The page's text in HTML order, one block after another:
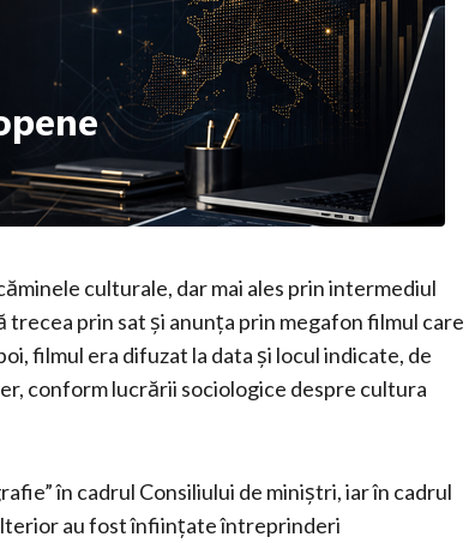
culturale, dar mai ales prin intermediul
trecea prin sat și anunța prin megafon filmul care
filmul era difuzat la data și locul indicate, de
conform lucrării sociologice despre cultura
în cadrul Consiliului de miniștri, iar în cadrul
au fost înființate întreprinderi